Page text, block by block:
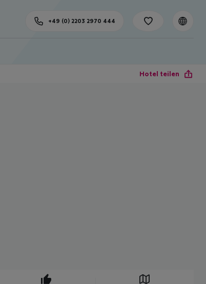
+49 (0) 2203 2970 444
Hotel teilen